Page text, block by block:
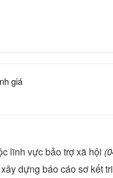
giá
lĩnh vực bảo trợ xã hội
dựng báo cáo sơ kết